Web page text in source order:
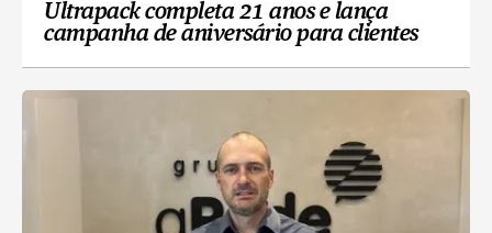
Ultrapack completa 21 anos e lança
campanha de aniversário para clientes